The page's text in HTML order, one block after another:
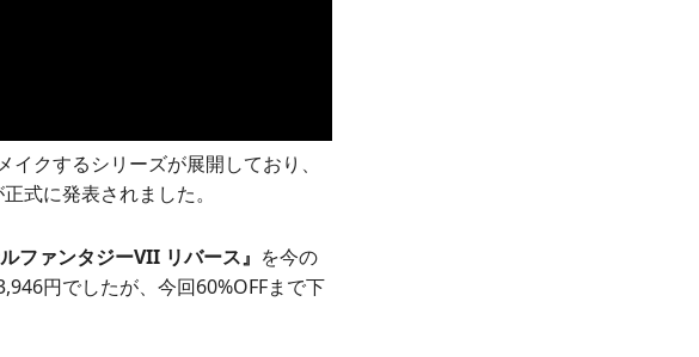
クするシリーズが展開しており、
式に発表されました。
ファンタジーVII リバース』 を今の
円でしたが、今回60%OFFまで下